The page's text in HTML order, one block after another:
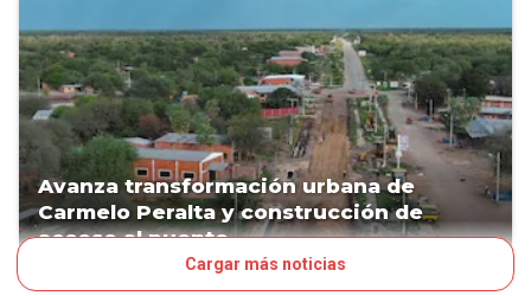
Avanza transformación urbana de
Carmelo Peralta y construcción de
acceso al puente
Cargar más noticias